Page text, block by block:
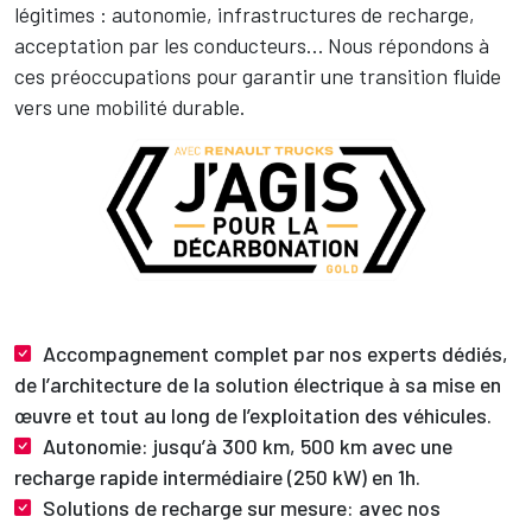
légitimes : autonomie, infrastructures de recharge,
acceptation par les conducteurs… Nous répondons à
ces préoccupations pour garantir une transition fluide
vers une mobilité durable.
Accompagnement complet par nos experts dédiés,
de l’architecture de la solution électrique à sa mise en
œuvre et tout au long de l’exploitation des véhicules.
Autonomie: jusqu’à 300 km, 500 km avec une
recharge rapide intermédiaire (250 kW) en 1h.
Solutions de recharge sur mesure: avec nos